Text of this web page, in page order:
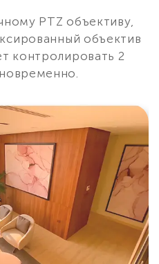
PTZ объективу,
объектив
контролировать 2